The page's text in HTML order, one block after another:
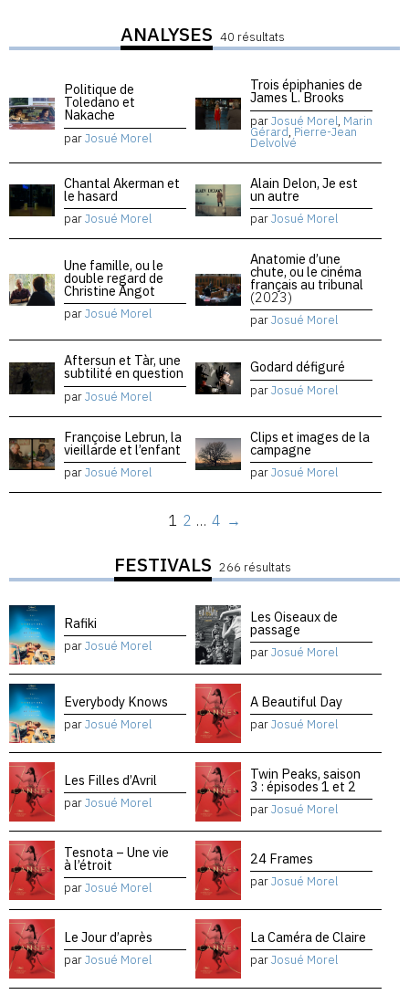
ANALYSES 40 résultats
Politique de
Toledano et
Nakache
parJosué Morel
Trois épiphanies de
James L. Brooks
parJosué Morel, Marin
Gérard, Pierre-Jean
Delvolvé
Chantal Akerman et
le hasard
parJosué Morel
Alain Delon, Je est
un autre
parJosué Morel
Une famille, ou le
double regard de
Christine Angot
parJosué Morel
Anatomie d’une
chute, ou le cinéma
français au tribunal
(2023)
parJosué Morel
Aftersun et Tàr, une
subtilité en question
parJosué Morel
Godard défiguré
parJosué Morel
Françoise Lebrun, la
vieillarde et l’enfant
parJosué Morel
Clips et images de la
campagne
parJosué Morel
1 2 … 4 →
FESTIVALS 266 résultats
Rafiki
parJosué Morel
Les Oiseaux de
passage
parJosué Morel
Everybody Knows
parJosué Morel
A Beautiful Day
parJosué Morel
Les Filles d’Avril
parJosué Morel
Twin Peaks, saison
3 : épisodes 1 et 2
parJosué Morel
Tesnota – Une vie
à l’étroit
parJosué Morel
24 Frames
parJosué Morel
Le Jour d’après
parJosué Morel
La Caméra de Claire
parJosué Morel